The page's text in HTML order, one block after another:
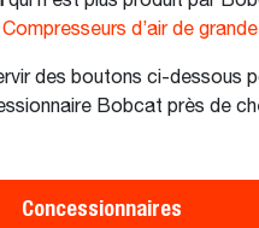
Compresseurs d’air de
des boutons ci-dessous
Bobcat près de
Concessionnaires